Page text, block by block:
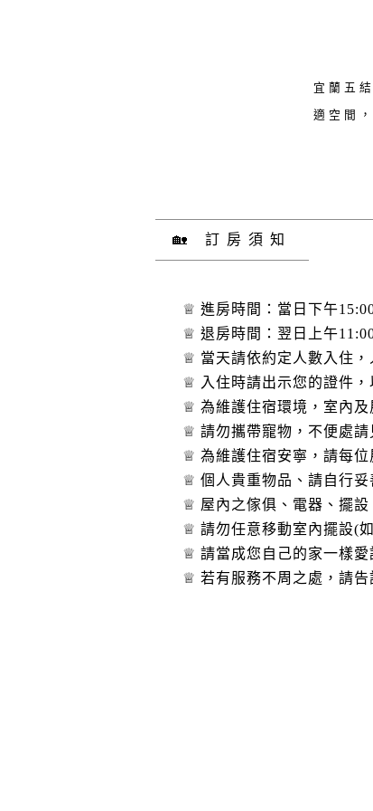
宜蘭五
適空間
🏡 訂房須知
♕ 進房時間：當日下午
♕ 退房時間：翌日上午
♕ 當天請依約定人數入住，
♕ 入住時請出示您的證件，
♕ 為維護住宿環境，室內及
♕ 請勿攜帶寵物，不便處請
♕ 為維護住宿安寧，請每位
♕ 個人貴重物品、請自行妥
♕ 屋內之傢俱、電器、擺設
♕ 請勿任意移動室內擺設(
♕ 請當成您自己的家一樣愛
♕ 若有服務不周之處，請告